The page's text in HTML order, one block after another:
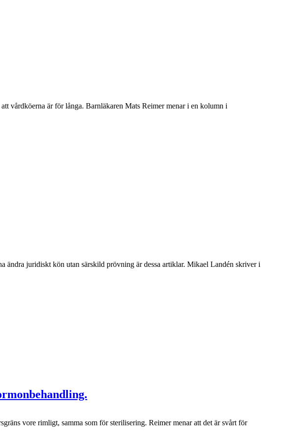
vårdköerna är för långa. Barnläkaren Mats Reimer menar i en kolumn i
ändra juridiskt kön utan särskild prövning är dessa artiklar. Mikael Landén skriver i
vore rimligt, samma som för sterilisering. Reimer menar att det är svårt för